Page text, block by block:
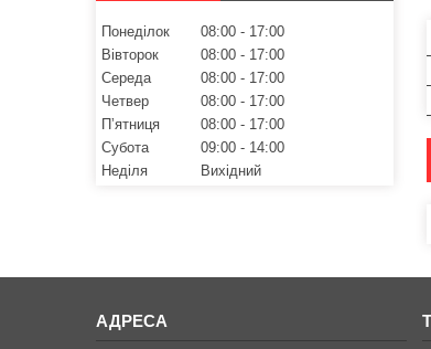
Понеділок 08:00
17:00
Вівторок
08:00
17:00
Середа
08:00
17:00
Четвер
08:00
17:00
Пʼятниця
08:00
17:00
Субота
09:00
14:00
Неділя
Вихідний